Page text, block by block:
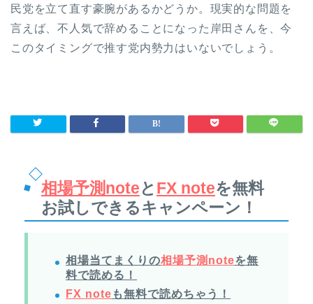
民党を立て直す豪腕があるかどうか。現実的な問題を
言えば、不人気で辞めることになった岸田さんを、今
このタイミングで推す党内勢力はいないでしょう。
相場予測noteとFX noteを無料
お試しできるキャンペーン！
相場当てまくりの相場予測noteを無
料で読める！
FX note も無料で読めちゃう！